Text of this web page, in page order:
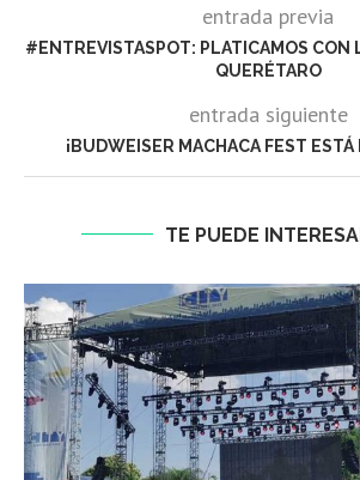
entrada previa
#ENTREVISTASPOT: PLATICAMOS CON
QUERÉTARO
entrada siguiente
¡BUDWEISER MACHACA FEST ESTÁ
TE PUEDE